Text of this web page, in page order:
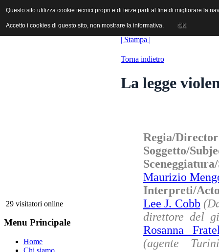
ANICA | Associazione Nazionale Industrie Cinematografiche
29 visitatori online
Menu Principale
Home
| Stampa |
Torna indietro
La legge
Regia/
Soggetto/
Maurizio
Interpreti/
Lee J. Cobb
direttore del
Rosanna
(agente
Questo sito utilizza cookie tecnici propri e di terze parti al fine di migliorare la
Accetto i cookies di questo sito, non mostrare la informativa. OK
Questo sito utilizza cookie tecnici propri e di terze parti al fine di migliorare la
Accetto i cookies di questo sito, non mostrare la informativa. OK